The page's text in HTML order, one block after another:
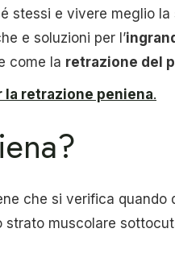
stessi e vivere meglio la
e soluzioni per l’
come la retrazione del
la retrazione peniena.
che si verifica quando
strato muscolare